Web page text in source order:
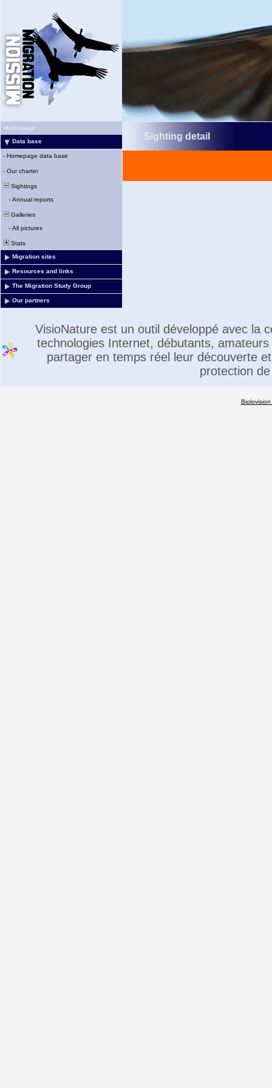
Homepage
Data base
- Homepage data base
- Our charter
Sightings
- Annual reports
Galleries
- All pictures
Stats
Migration sites
Resources and links
The Migration Study Group
Our partners
Sighting detail
VisioNature est un outil développé avec la
technologies Internet, débutants,
partager en temps réel leur découverte
protection
Biolovision